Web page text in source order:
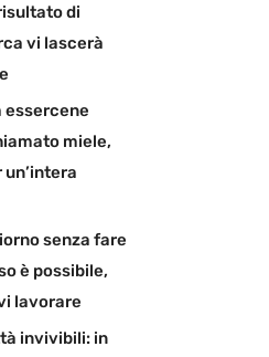
di
vi lascerà
essercene
miele,
senza fare
è possibile,
lavorare
invivibili: in